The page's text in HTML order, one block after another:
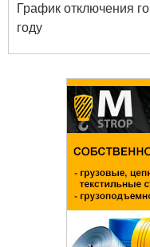
График отключения
году